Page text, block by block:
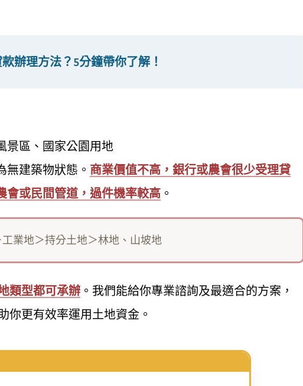
辦理方法？5分鐘帶你了解！
景區、國家公園用地
無建築物狀態。 商業價值不高，銀行或農會很少受理貸
會或民間管道，過件機率較高 。
業地＞持分土地＞林地、山坡地
類型都可承辦 。我們能給你專業諮詢及最適合的方案，
你更有效率運用土地資金。